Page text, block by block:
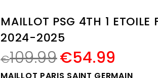
MAILLOT PSG 4TH 1
2024-2025
€109.99€54.99